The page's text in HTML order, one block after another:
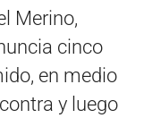
Merino,
cinco
en medio
y luego